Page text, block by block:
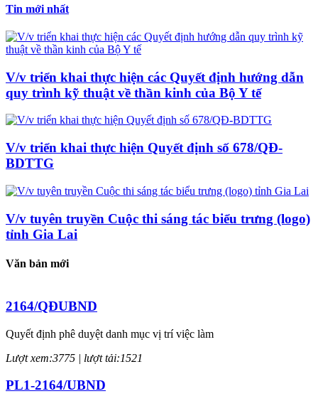
Tin mới nhất
V/v triển khai thực hiện các Quyết định hướng dẫn
quy trình kỹ thuật về thần kinh của Bộ Y tế
V/v triển khai thực hiện Quyết định số 678/QĐ-
BDTTG
V/v tuyên truyền Cuộc thi sáng tác biểu trưng (logo)
tỉnh Gia Lai
Văn bản mới
2164/QĐUBND
Quyết định phê duyệt danh mục vị trí việc làm
Lượt xem:3775 | lượt tải:1521
PL1-2164/UBND